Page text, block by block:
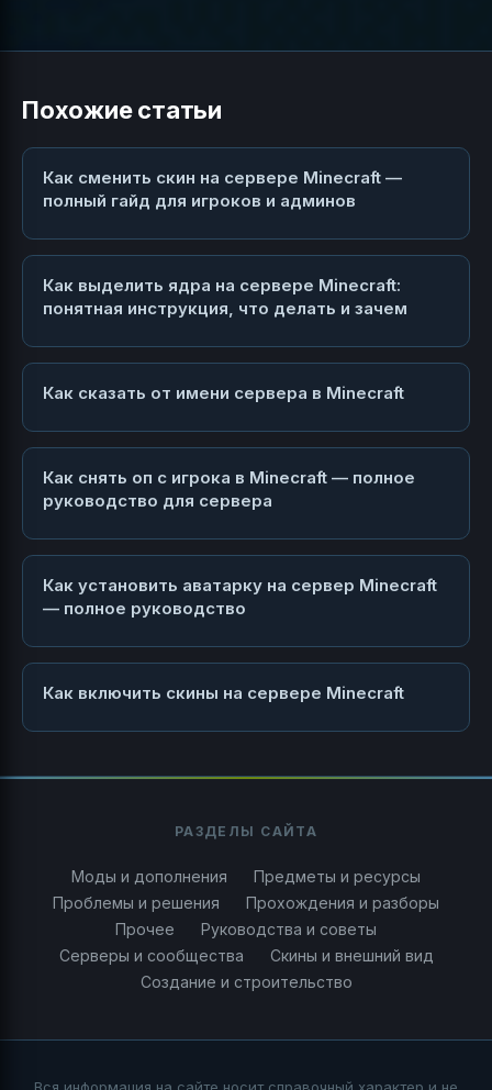
Похожие статьи
Как сменить скин на сервере Minecraft —
полный гайд для игроков и админов
Как выделить ядра на сервере Minecraft:
понятная инструкция, что делать и зачем
Как сказать от имени сервера в Minecraft
Как снять оп с игрока в Minecraft — полное
руководство для сервера
Как установить аватарку на сервер Minecraft
— полное руководство
Как включить скины на сервере Minecraft
РАЗДЕЛЫ САЙТА
Моды и дополнения
Предметы и ресурсы
Проблемы и решения
Прохождения и разборы
Прочее
Руководства и советы
Серверы и сообщества
Скины и внешний вид
Создание и строительство